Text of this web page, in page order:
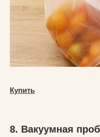
Купить
8. Вакуумная